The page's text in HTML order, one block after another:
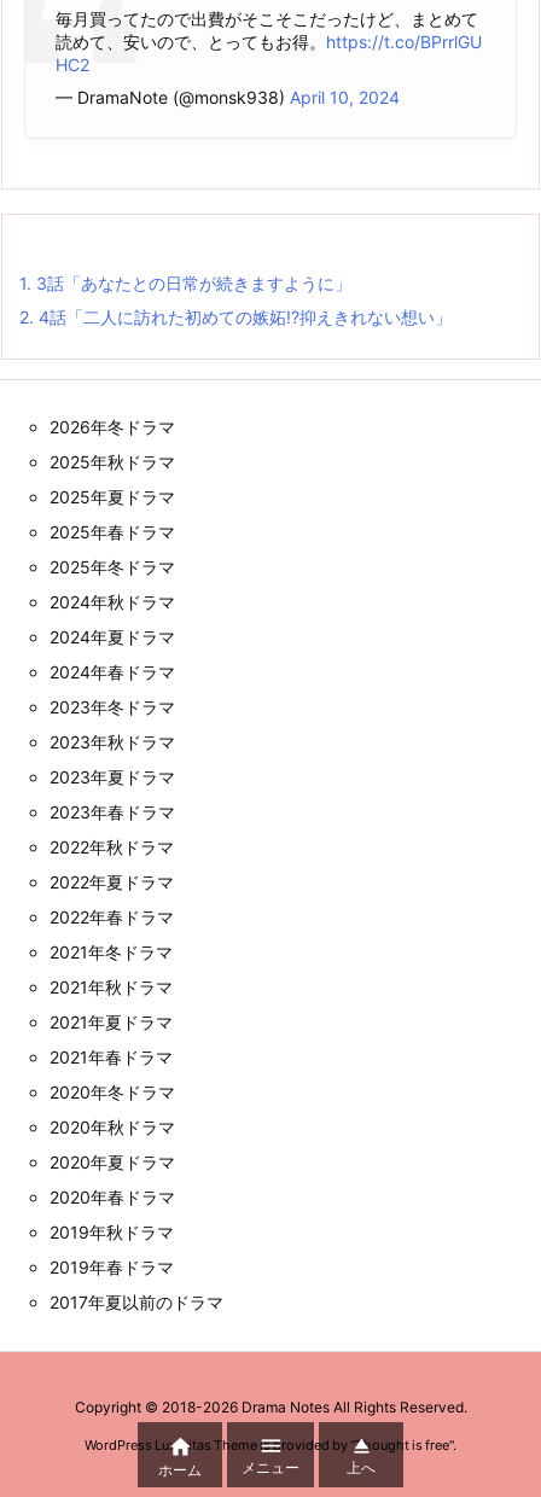
毎月買ってたので出費がそこそこだったけど、まとめて
読めて、安いので、とってもお得。 https://t.co/BPrrlGU
HC2
— DramaNote (@monsk938) April 10, 2024
1. 3話「あなたとの日常が続きますように」
2. 4話「二人に訪れた初めての嫉妬!?抑えきれない想い」
2026年冬ドラマ
2025年秋ドラマ
2025年夏ドラマ
2025年春ドラマ
2025年冬ドラマ
2024年秋ドラマ
2024年夏ドラマ
2024年春ドラマ
2023年冬ドラマ
2023年秋ドラマ
2023年夏ドラマ
2023年春ドラマ
2022年秋ドラマ
2022年夏ドラマ
2022年春ドラマ
2021年冬ドラマ
2021年秋ドラマ
2021年夏ドラマ
2021年春ドラマ
2020年冬ドラマ
2020年秋ドラマ
2020年夏ドラマ
2020年春ドラマ
2019年秋ドラマ
2019年春ドラマ
2017年夏以前のドラマ
Copyright © 2018-2026 Drama NotesAll Rights Reserved.
WordPress Luxeritas Theme is provided by "Thought is free".

ホーム

メニュー

上へ